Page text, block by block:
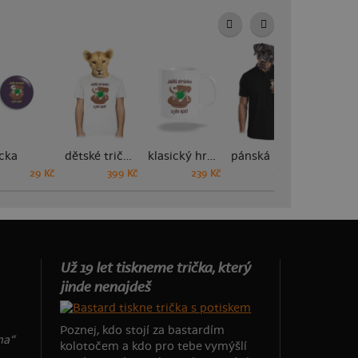
29 Kč
dětské tričko
399 Kč
klasický hrnek
239 Kč 449 Kč
Už 19 let tiskneme trička, který
jinde nenajdeš
Poznej, kdo stojí za bastardím
kolotočem a kdo pro tebe vymýšlí